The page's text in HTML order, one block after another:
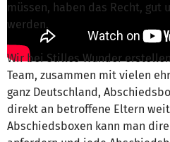
müssen, haben das Recht,
werden.
Wir bei Stilles Wunder
Team, zusammen mit vielen
ganz Deutschland,
direkt an betroffene Eltern
Abschiedsboxen kann man